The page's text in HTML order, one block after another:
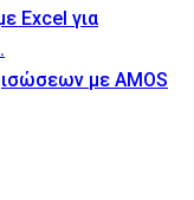
Excel για
με AMOS